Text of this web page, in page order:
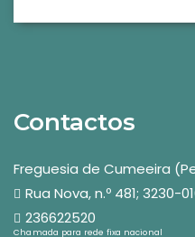
Contactos
Freguesia de Cumeeira
Rua Nova, n.º 481; 3230-
236622520
Chamada para rede fixa nacional